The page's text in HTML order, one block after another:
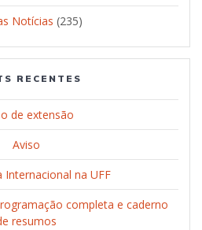
Notícias (235)
RECENTES
de extensão
Aviso
Internacional na UFF
completa e caderno
resumos